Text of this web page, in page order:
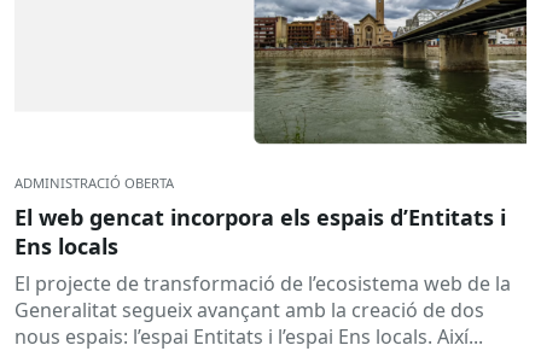
ADMINISTRACIÓ OBERTA
El web gencat incorpora els espais d’Entitats i
Ens locals
El projecte de transformació de l’ecosistema web de la
Generalitat segueix avançant amb la creació de dos
nous espais: l’espai Entitats i l’espai Ens locals. Així...